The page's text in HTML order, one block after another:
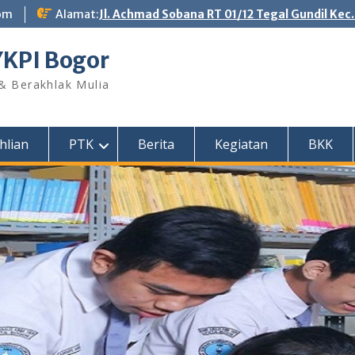
Alamat:Jl. Achmad Sobana RT 01/12 Tegal Gundil
Bogor
Berakhlak Mulia
PTK Berita Kegiatan BKK